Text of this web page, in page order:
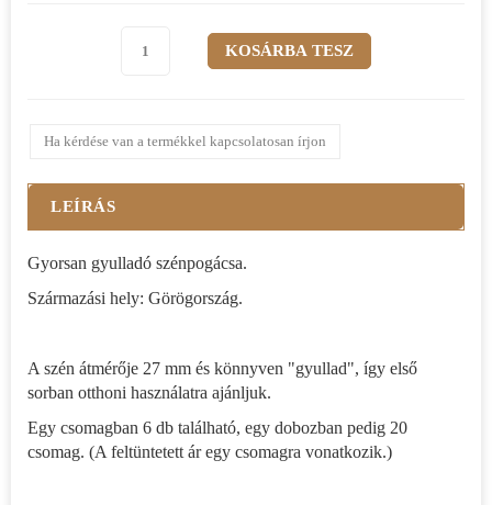
Ha kérdése van a termékkel kapcsolatosan írjon
LEÍRÁS
Gyorsan gyulladó szénpogácsa.
Származási hely: Görögország.
A szén átmérője 27 mm és könnyven "gyullad", így első
sorban otthoni használatra ajánljuk.
Egy csomagban 6 db található, egy dobozban pedig 20
csomag. (A feltüntetett ár egy csomagra vonatkozik.)